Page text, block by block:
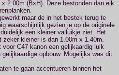
2.00m (BxH). Deze bestonden dan elk
maar de in het bestek terug te
waarschijnlijk gezien je op de originele
een kleiner valluikje ziet. Het
kleiner is dan 1.00m x 1.40m.
C47 kanon een gelijkaardig luik
opbouw. Mogelijks was dit
te gaan accentueren binnen het